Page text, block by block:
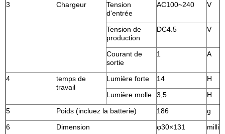
3 Chargeur
Tension
d'entrée
AC100~240 V
Tension de
production
DC4.5 V
Courant de
sortie
1 A
4
temps de
travail
Lumière forte 14
H
Lumière molle
3,5
H
5
Poids (incluez la batterie) 186
g
6
Dimension φ30×131